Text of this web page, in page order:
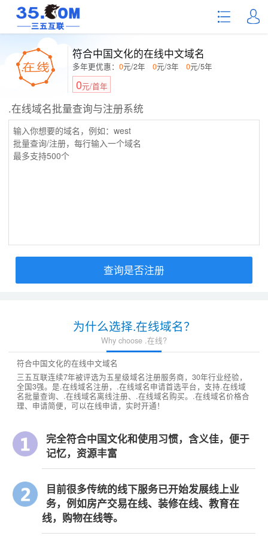
符合中国文化的在线中文域名
多年更优惠：0元/2年0元/3年0元/5年
0元/首年
.在线域名批量查询与注册系统
查询是否注册
为什么选择.在线域名？
Why choose .在线?
符合中国文化的在线中文域名
三五互联连续7年被评选为五星级域名注册服务商，30年行业经验，
全国3强。是.在线域名注册，.在线域名申请首选平台，支持.在线域
名批量查询、.在线域名离线注册、.在线域名购买。.在线域名价格合
理、申请简便，可以在线申请，实时开通！
完全符合中国文化和使用习惯，含义佳，便于
记忆，资源丰富
目前很多传统的线下服务已开始发展线上业
务，例如房产交易在线、装修在线、教育在
线，购物在线等。